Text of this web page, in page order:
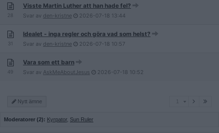
28
Visste Martin Luther att han hade fel?
Svar av den-kristne 2026-07-18 13:44
31
Idealet - inga regler och göra vad som helst?
Svar av den-kristne 2026-07-18 10:57
49
Vara som ett barn
Svar av AskMeAboutJesus 2026-07-18 10:52
Nytt ämne
Moderatorer (2): Kyrpator, Sun Ruler